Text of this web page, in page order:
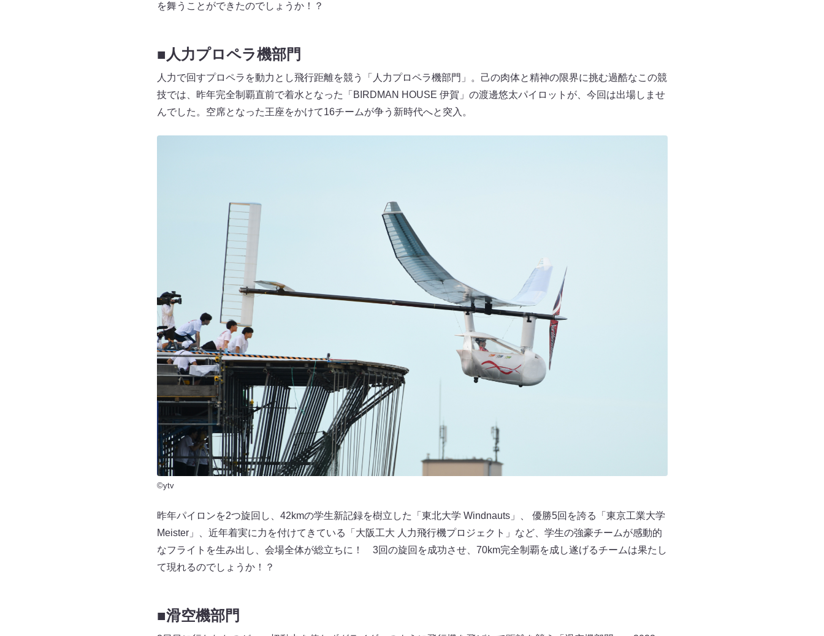
を舞うことができたのでしょうか！？
■人力プロペラ機部門
人力で回すプロペラを動力とし飛行距離を競う「人力プロペラ機部門」。己の肉体と精神の限界に挑む過酷なこの競
技では、昨年完全制覇直前で着水となった「BIRDMAN HOUSE 伊賀」の渡邊悠太パイロットが、今回は出場しませ
んでした。空席となった王座をかけて16チームが争う新時代へと突入。
©ytv
昨年パイロンを2つ旋回し、42kmの学生新記録を樹立した「東北大学 Windnauts」、 優勝5回を誇る「東京工業大学
Meister」、近年着実に力を付けてきている「大阪工大 人力飛行機プロジェクト」など、学生の強豪チームが感動的
なフライトを生み出し、会場全体が総立ちに！ 3回の旋回を成功させ、70km完全制覇を成し遂げるチームは果たし
て現れるのでしょうか！？
■滑空機部門